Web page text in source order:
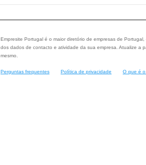
Empresite Portugal é o maior diretório de empresas de
dos dados de contacto e atividade da sua empresa. Atualize a
mesmo.
Perguntas frequentes Política de privacidade O que é